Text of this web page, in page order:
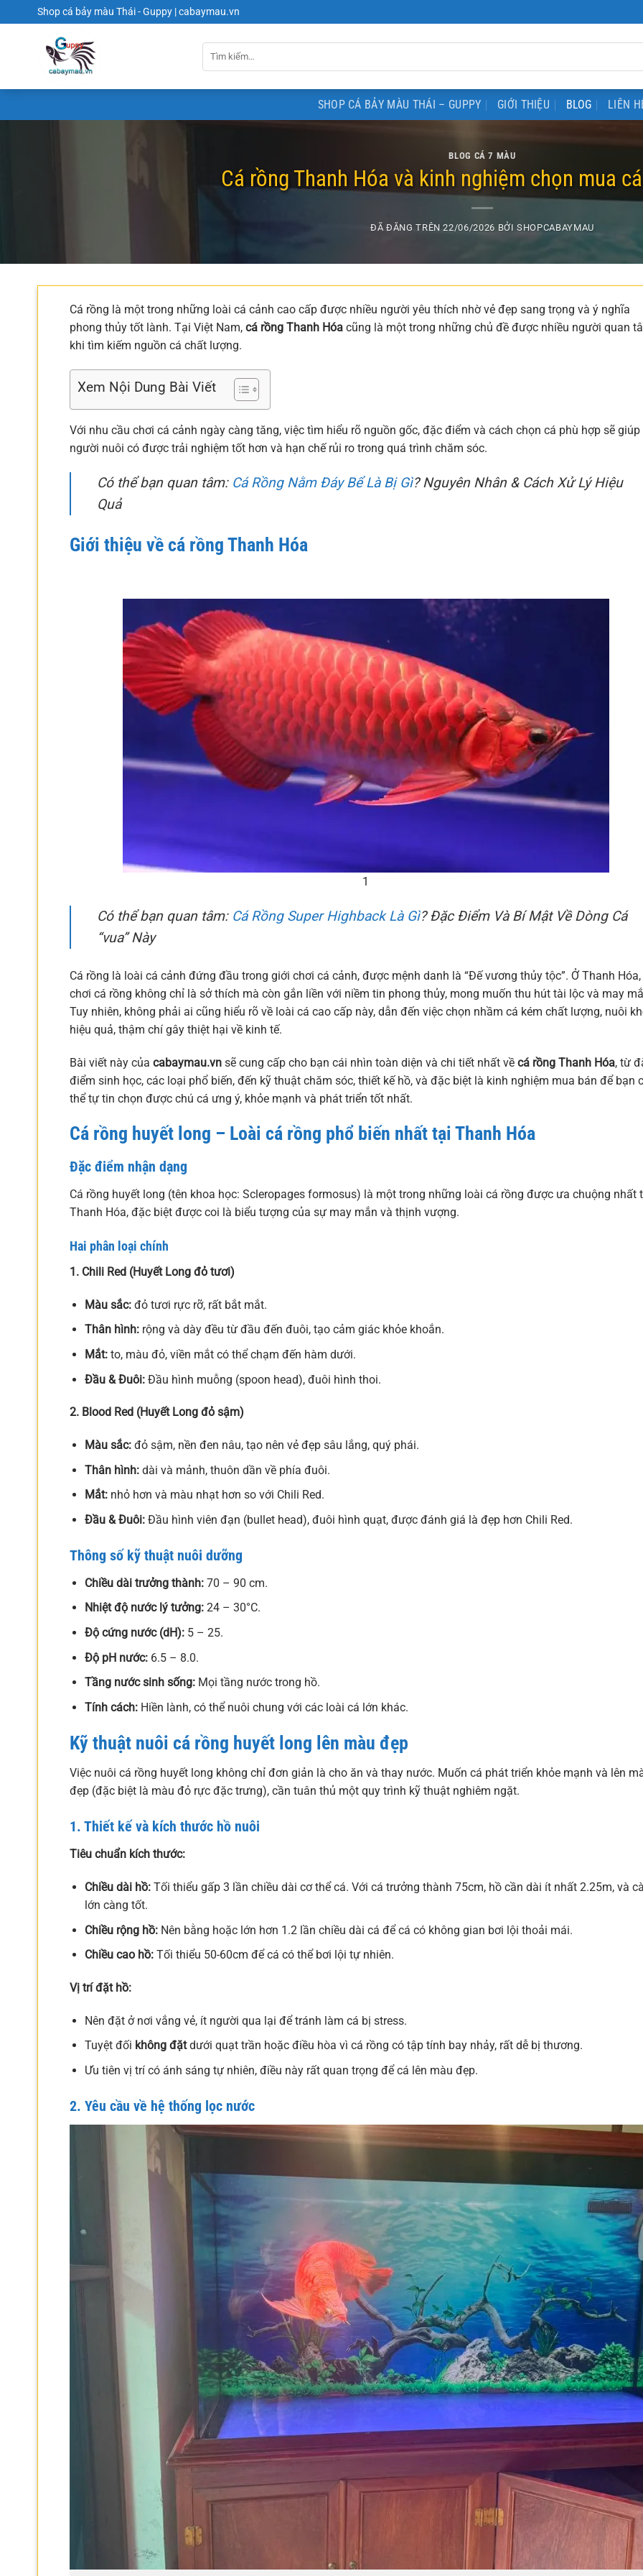
đến
Shop cá bảy màu Thái - Guppy | cabaymau.vn
SHOP CÁ BẢY MÀU THÁI – GUPPY GIỚI THIỆU BLOG LIÊN
BLOG CÁ 7 MÀU
Cá rồng Thanh Hóa và kinh nghiệm chọn mua
ĐÃ ĐĂNG TRÊN22/06/2026 BỞISHOPCABAYMAU
Cá rồng là một trong những loài cá cảnh cao cấp được nhiều người yêu thích nhờ vẻ đẹp sang trọng và ý nghĩa
phong thủy tốt lành. Tại Việt Nam, cá rồng Thanh Hóa cũng là một trong những chủ đề được nhiều người quan
khi tìm kiếm nguồn cá chất lượng.
Xem Nội Dung Bài Viết
Với nhu cầu chơi cá cảnh ngày càng tăng, việc tìm hiểu rõ nguồn gốc, đặc điểm và cách chọn cá phù hợp sẽ giúp
người nuôi có được trải nghiệm tốt hơn và hạn chế rủi ro trong quá trình chăm sóc.
Có thể bạn quan tâm: Cá Rồng Nằm Đáy Bể Là Bị Gì? Nguyên Nhân & Cách Xử Lý Hiệu
Quả
Giới thiệu về cá rồng Thanh Hóa
1
Có thể bạn quan tâm: Cá Rồng Super Highback Là Gì? Đặc Điểm Và Bí Mật Về Dòng Cá
“vua” Này
Cá rồng là loài cá cảnh đứng đầu trong giới chơi cá cảnh, được mệnh danh là “Đế vương thủy tộc”. Ở Thanh
chơi cá rồng không chỉ là sở thích mà còn gắn liền với niềm tin phong thủy, mong muốn thu hút tài lộc và may
Tuy nhiên, không phải ai cũng hiểu rõ về loài cá cao cấp này, dẫn đến việc chọn nhầm cá kém chất lượng, nuôi
hiệu quả, thậm chí gây thiệt hại về kinh tế.
Bài viết này của cabaymau.vn sẽ cung cấp cho bạn cái nhìn toàn diện và chi tiết nhất về cá rồng Thanh Hóa, từ
điểm sinh học, các loại phổ biến, đến kỹ thuật chăm sóc, thiết kế hồ, và đặc biệt là kinh nghiệm mua bán để bạn
thể tự tin chọn được chú cá ưng ý, khỏe mạnh và phát triển tốt nhất.
Cá rồng huyết long – Loài cá rồng phổ biến nhất tại Thanh Hóa
Đặc điểm nhận dạng
Cá rồng huyết long (tên khoa học: Scleropages formosus) là một trong những loài cá rồng được ưa chuộng nhất
Thanh Hóa, đặc biệt được coi là biểu tượng của sự may mắn và thịnh vượng.
Hai phân loại chính
1. Chili Red (Huyết Long đỏ tươi)
Màu sắc:đỏ tươi rực rỡ, rất bắt mắt.
Thân hình:rộng và dày đều từ đầu đến đuôi, tạo cảm giác khỏe khoắn.
Mắt:to, màu đỏ, viền mắt có thể chạm đến hàm dưới.
Đầu & Đuôi:Đầu hình muỗng (spoon head), đuôi hình thoi.
2. Blood Red (Huyết Long đỏ sậm)
Màu sắc:đỏ sậm, nền đen nâu, tạo nên vẻ đẹp sâu lắng, quý phái.
Thân hình:dài và mảnh, thuôn dần về phía đuôi.
Mắt:nhỏ hơn và màu nhạt hơn so với Chili Red.
Đầu & Đuôi:Đầu hình viên đạn (bullet head), đuôi hình quạt, được đánh giá là đẹp hơn Chili Red.
Thông số kỹ thuật nuôi dưỡng
Chiều dài trưởng thành:70 – 90 cm.
Nhiệt độ nước lý tưởng:24 – 30°C.
Độ cứng nước (dH):5 – 25.
Độ pH nước:6.5 – 8.0.
Tầng nước sinh sống:Mọi tầng nước trong hồ.
Tính cách:Hiền lành, có thể nuôi chung với các loài cá lớn khác.
Kỹ thuật nuôi cá rồng huyết long lên màu đẹp
Việc nuôi cá rồng huyết long không chỉ đơn giản là cho ăn và thay nước. Muốn cá phát triển khỏe mạnh và lên
đẹp (đặc biệt là màu đỏ rực đặc trưng), cần tuân thủ một quy trình kỹ thuật nghiêm ngặt.
1. Thiết kế và kích thước hồ nuôi
Tiêu chuẩn kích thước:
Chiều dài hồ:Tối thiểu gấp 3 lần chiều dài cơ thể cá. Với cá trưởng thành 75cm, hồ cần dài ít nhất 2.25m, và
lớn càng tốt.
Chiều rộng hồ:Nên bằng hoặc lớn hơn 1.2 lần chiều dài cá để cá có không gian bơi lội thoải mái.
Chiều cao hồ:Tối thiểu 50-60cm để cá có thể bơi lội tự nhiên.
Vị trí đặt hồ:
Nên đặt ở nơi vắng vẻ, ít người qua lại để tránh làm cá bị stress.
Tuyệt đối không đặtdưới quạt trần hoặc điều hòa vì cá rồng có tập tính bay nhảy, rất dễ bị thương.
Ưu tiên vị trí có ánh sáng tự nhiên, điều này rất quan trọng để cá lên màu đẹp.
2. Yêu cầu về hệ thống lọc nước